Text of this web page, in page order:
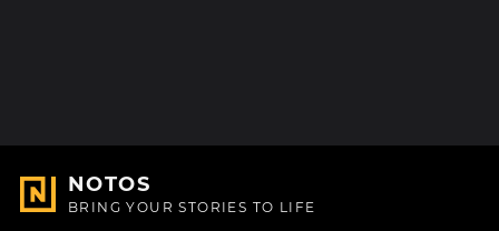
NOTOS
BRING YOUR STORIES TO LIFE